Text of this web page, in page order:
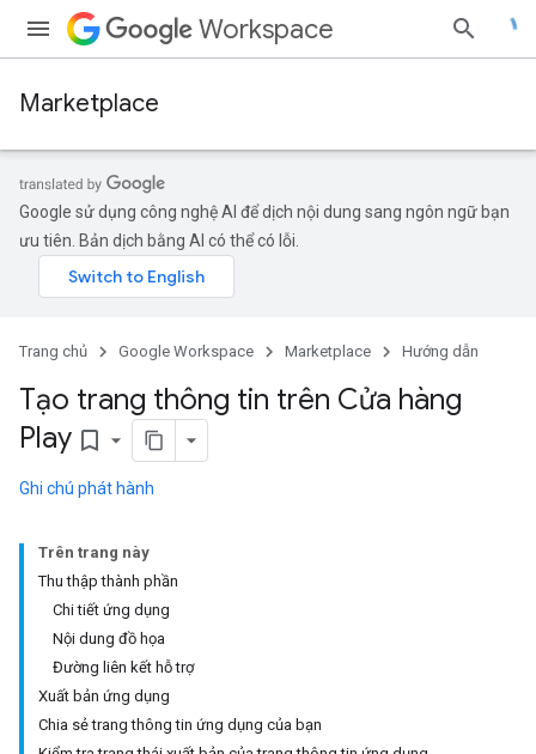
Workspace
Marketplace
Google sử dụng công nghệ AI để dịch nội dung sang ngôn ngữ bạn
ưu tiên. Bản dịch bằng AI có thể có lỗi.
Trang chủ Google Workspace Marketplace Hướng dẫn
Tạo trang thông tin trên Cửa hàng
Play bookmark_border
Ghi chú phát hành
Trên trang này
Thu thập thành phần
Chi tiết ứng dụng
Nội dung đồ họa
Đường liên kết hỗ trợ
Xuất bản ứng dụng
Chia sẻ trang thông tin ứng dụng của bạn